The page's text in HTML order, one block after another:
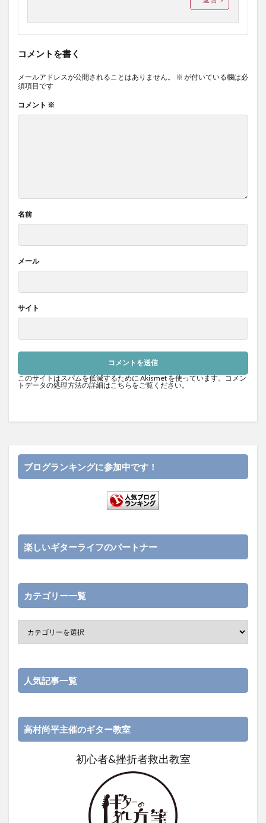
コメントを書く
メールアドレスが公開されることはありません。 ※ が付いている欄は必
須項目です
コメント ※
名前
メール
サイト
このサイトはスパムを低減するために Akismet を使っています。コメン
トデータの処理方法の詳細はこちらをご覧ください。
ブログランキングに参加中です！
楽しいギターライフのパートナー
カテゴリー一覧
人気記事一覧
高村尚平主催のギター教室
初心者&挫折者救出教室